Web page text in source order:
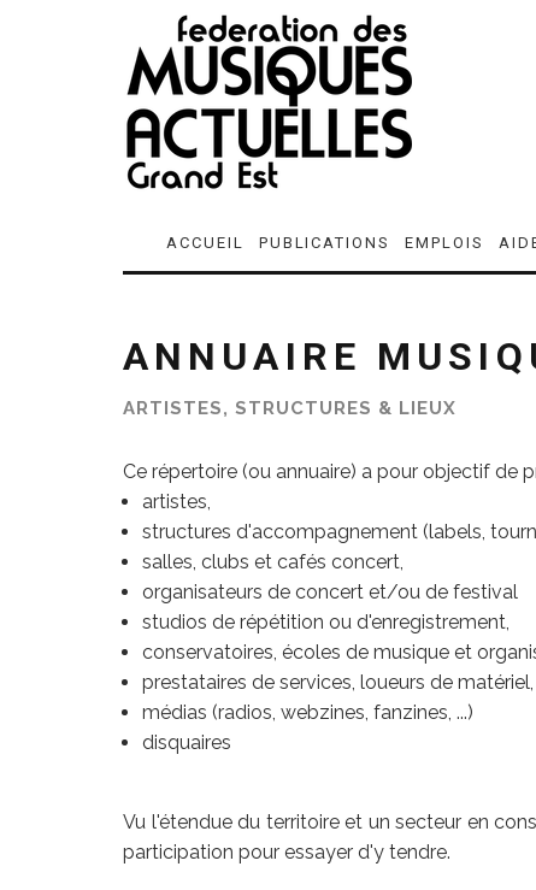
ACCUEIL PUBLICATIONS EMPLOIS
ANNUAIRE
ARTISTES, STRUCTURES & LIEUX
Ce répertoire (ou annuaire) a pour objectif de
artistes,
structures d'accompagnement (labels,
salles, clubs et cafés concert,
organisateurs de concert et/ou de festival
studios de répétition ou d'enregistrement,
conservatoires, écoles de musique et
prestataires de services, loueurs de matériel,
médias (radios, webzines, fanzines, ...)
disquaires
Vu l'étendue du territoire et un secteur en
participation pour essayer d'y tendre.